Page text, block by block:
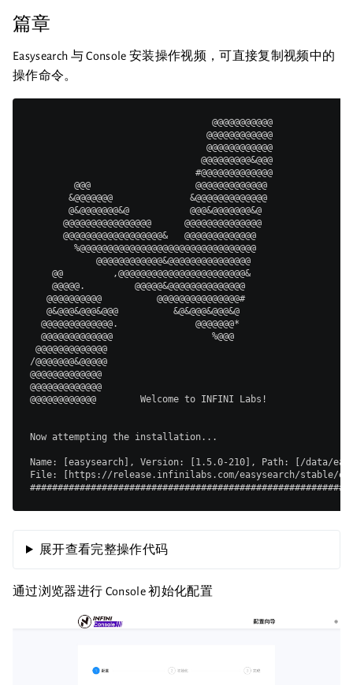
篇章
Easysearch 与 Console 安装操作视频，可直接复制视频中的
操作命令。
/
File:
展开查看完整操作代码
通过浏览器进行 Console 初始化配置